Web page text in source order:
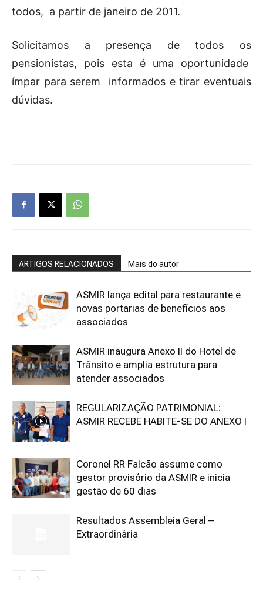
todos, a partir de janeiro de 2011.
Solicitamos a presença de todos os
pensionistas, pois esta é uma oportunidade
ímpar para serem informados e tirar eventuais
dúvidas.
ARTIGOS RELACIONADOS Mais do autor
ASMIR lança edital para restaurante e
novas portarias de benefícios aos
associados
ASMIR inaugura Anexo II do Hotel de
Trânsito e amplia estrutura para
atender associados
REGULARIZAÇÃO PATRIMONIAL:
ASMIR RECEBE HABITE-SE DO ANEXO I
Coronel RR Falcão assume como
gestor provisório da ASMIR e inicia
gestão de 60 dias
Resultados Assembleia Geral –
Extraordinária